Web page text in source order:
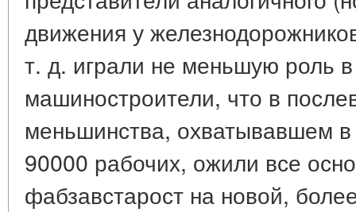
движения у
т. д. играли не меньшую роль
машиностроители, что в
меньшинства, охватывавшем в
90000 рабочих, ожили все
фабзавстарост на новой,